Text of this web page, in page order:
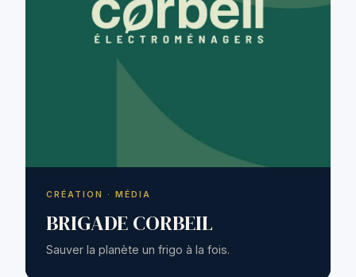
CRÉATION · MÉDIA
BRIGADE CORBEIL
Sauver la planète un frigo à la fois.